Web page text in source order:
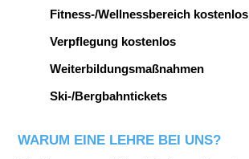
Fitness-/Wellnessbereich kostenlos
Verpflegung kostenlos
Weiterbildungsmaßnahmen
Ski-/Bergbahntickets
WARUM EINE LEHRE BEI UNS?